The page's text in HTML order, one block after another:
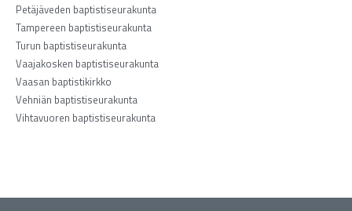
Petäjäveden baptistiseurakunta
Tampereen baptistiseurakunta
Turun baptistiseurakunta
Vaajakosken baptistiseurakunta
Vaasan baptistikirkko
Vehniän baptistiseurakunta
Vihtavuoren baptistiseurakunta